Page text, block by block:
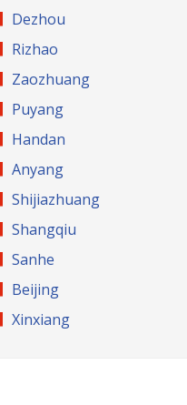
Dezhou
Rizhao
Zaozhuang
Puyang
Handan
Anyang
Shijiazhuang
Shangqiu
Sanhe
Beijing
Xinxiang